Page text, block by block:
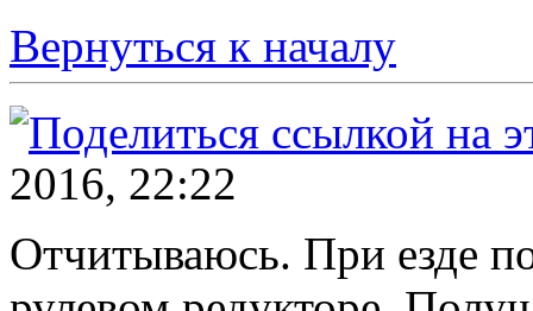
Вернуться к началу
2016, 22:22
Отчитываюсь. При езде